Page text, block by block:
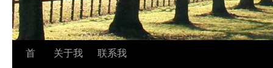
跳首
关于我
联系我